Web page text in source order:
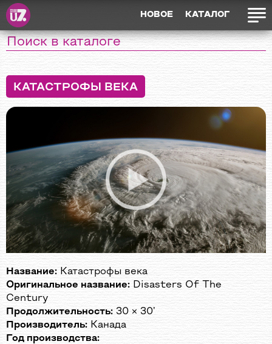
НОВОЕ КАТАЛОГ
КАТАСТРОФЫ ВЕКА
Название: Катастрофы века
Оригинальное название: Disasters Of The
Century
Продолжительность: 30 × 30’
Производитель: Канада
Год производства: